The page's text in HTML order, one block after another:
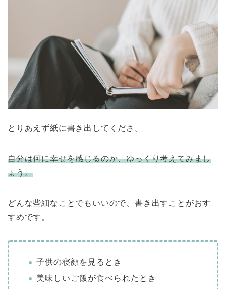
とりあえず紙に書き出してくださ。
自分は何に幸せを感じるのか、ゆっくり考えてみまし
ょう。
どんな些細なことでもいいので、書き出すことがおす
すめです。
子供の寝顔を見るとき
美味しいご飯が食べられたとき